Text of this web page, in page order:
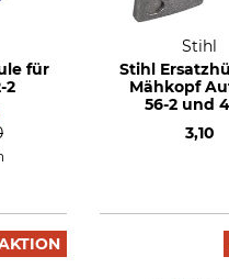
für
2
Stihl
Stihl
Mähkopf
56-2 und
3,10